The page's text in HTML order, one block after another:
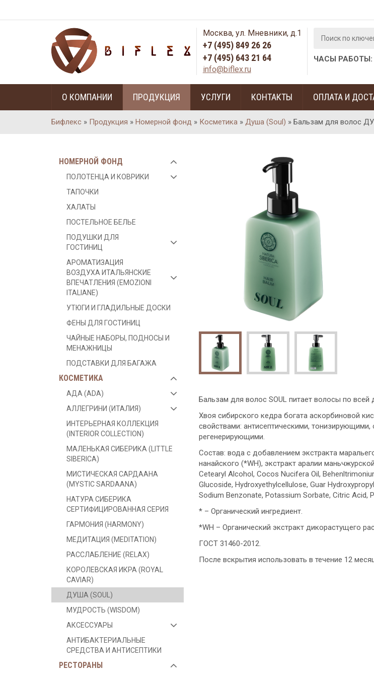
Москва, ул. Мневники, д.1
+7 (495) 849 26 26
+7 (495) 643 21 64
info@biflex.ru
ЧАСЫ РАБОТЫ:
О КОМПАНИИ ПРОДУКЦИЯ УСЛУГИ КОНТАКТЫ ОПЛАТА И
Бифлекс » Продукция » Номерной фонд » Косметика » Душа (Soul) » Бальзам для волос
НОМЕРНОЙ ФОНД
ПОЛОТЕНЦА И КОВРИКИ
ТАПОЧКИ
ХАЛАТЫ
ПОСТЕЛЬНОЕ БЕЛЬЕ
ПОДУШКИ ДЛЯ
ГОСТИНИЦ
АРОМАТИЗАЦИЯ
ВОЗДУХА ИТАЛЬЯНСКИЕ
ВПЕЧАТЛЕНИЯ (EMOZIONI
ITALIANE)
УТЮГИ И ГЛАДИЛЬНЫЕ ДОСКИ
ФЕНЫ ДЛЯ ГОСТИНИЦ
ЧАЙНЫЕ НАБОРЫ, ПОДНОСЫ И
МЕНАЖНИЦЫ
ПОДСТАВКИ ДЛЯ БАГАЖА
КОСМЕТИКА
АДА (ADA)
АЛЛЕГРИНИ (ИТАЛИЯ)
ИНТЕРЬЕРНАЯ КОЛЛЕКЦИЯ
(INTERIOR COLLECTION)
МАЛЕНЬКАЯ СИБЕРИКА (LITTLE
SIBERICA)
МИСТИЧЕСКАЯ САРДААНА
(MYSTIC SARDAANA)
НАТУРА СИБЕРИКА
СЕРТИФИЦИРОВАННАЯ СЕРИЯ
ГАРМОНИЯ (HARMONY)
МЕДИТАЦИЯ (MEDITATION)
РАССЛАБЛЕНИЕ (RELAX)
КОРОЛЕВСКАЯ ИКРА (ROYAL
CAVIAR)
ДУША (SOUL)
МУДРОСТЬ (WISDOM)
АКСЕССУАРЫ
АНТИБАКТЕРИАЛЬНЫЕ
СРЕДСТВА И АНТИСЕПТИКИ
РЕСТОРАНЫ
Бальзам для волос SOUL питает волосы по всей
Хвоя сибирского кедра богата аскорбиновой
свойствами: антисептическими,
регенерирующими.
Состав: вода с добавлением экстракта
нанайского (*WH), экстракт аралии
Cetearyl Alcohol, Cocos Nucifera Oil,
Glucoside, Hydroxyethylcellulose, Guar
Sodium Benzonate, Potassium Sorbate, Citric Acid,
* – Органический ингредиент.
*WH – Органический экстракт дикорастущего
ГОСТ 31460-2012.
После вскрытия использовать в течение 12